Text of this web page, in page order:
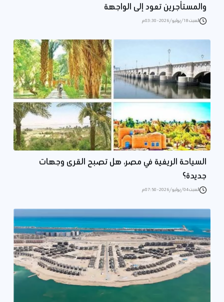
والمستأجرين تعود إلى الواجهة
السبت 18/يوليو/2026 - 03:30 م
السياحة الريفية في مصر، هل تصبح القرى وجهات
جديدة؟
السبت 04/يوليو/2026 - 07:50 م